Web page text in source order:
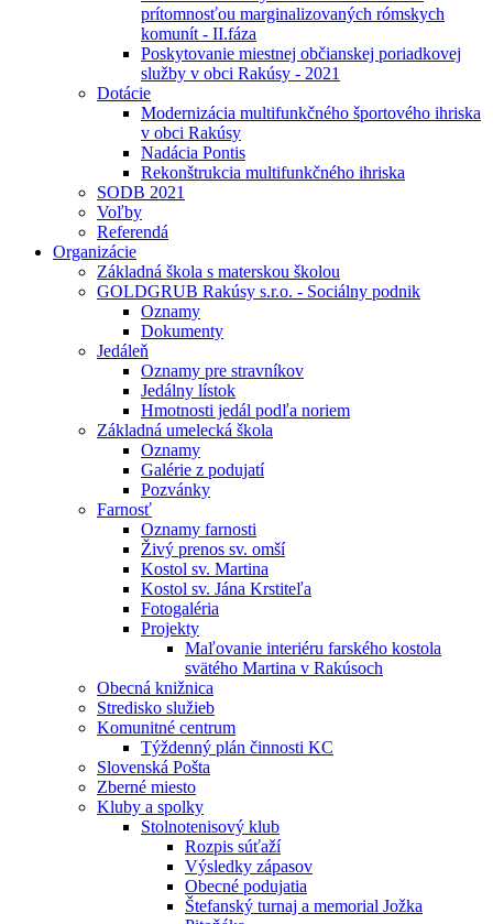
prítomnosťou marginalizovaných rómskych
komunít - II.fáza
Poskytovanie miestnej občianskej poriadkovej
služby v obci Rakúsy - 2021
Dotácie
Modernizácia multifunkčného športového ihriska
v obci Rakúsy
Nadácia Pontis
Rekonštrukcia multifunkčného ihriska
SODB 2021
Voľby
Referendá
Organizácie
Základná škola s materskou školou
GOLDGRUB Rakúsy s.r.o. - Sociálny podnik
Oznamy
Dokumenty
Jedáleň
Oznamy pre stravníkov
Jedálny lístok
Hmotnosti jedál podľa noriem
Základná umelecká škola
Oznamy
Galérie z podujatí
Pozvánky
Farnosť
Oznamy farnosti
Živý prenos sv. omší
Kostol sv. Martina
Kostol sv. Jána Krstiteľa
Fotogaléria
Projekty
Maľovanie interiéru farského kostola
svätého Martina v Rakúsoch
Obecná knižnica
Stredisko služieb
Komunitné centrum
Týždenný plán činnosti KC
Slovenská Pošta
Zberné miesto
Kluby a spolky
Stolnotenisový klub
Rozpis súťaží
Výsledky zápasov
Obecné podujatia
Štefanský turnaj a memorial Jožka